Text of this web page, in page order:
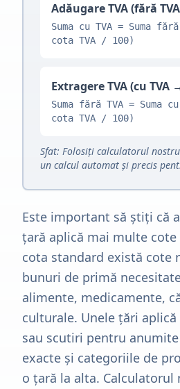
Adăugare TVA (fără
Suma cu TVA = Suma
cota TVA / 100)
Extragere TVA (cu TVA
Suma fără TVA = Suma
cota TVA / 100)
Sfat: Folosiți calculatorul
un calcul automat și precis
Este important să știți că
țară aplică mai multe cote
cota standard există cote
bunuri de primă
alimente, medicamente,
culturale. Unele țări
sau scutiri pentru
exacte și categoriile de
o țară la alta. Calculatorul